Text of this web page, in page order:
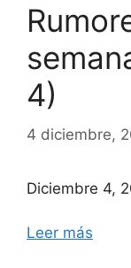
4)
4 diciembre,
Diciembre 4,
Leer más